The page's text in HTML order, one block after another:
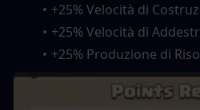
+25% Velocità di
+25% Velocità di
+25% Produzione di